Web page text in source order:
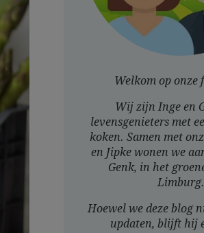
Welkom op onze
Wij zijn Inge en
levensgenieters met
koken. Samen met
en Jipke wonen we
Genk, in het
Limburg.
Hoewel we deze blog
updaten, blijft hij